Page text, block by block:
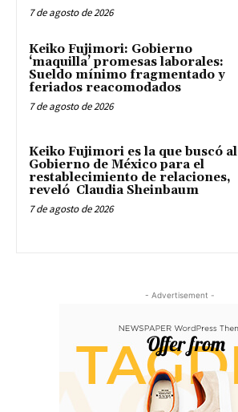
7 de agosto de 2026
Keiko Fujimori: Gobierno
‘maquilla’ promesas laborales:
Sueldo mínimo fragmentado y
feriados reacomodados
7 de agosto de 2026
Keiko Fujimori es la que buscó al
Gobierno de México para el
restablecimiento de relaciones,
reveló Claudia Sheinbaum
7 de agosto de 2026
- Advertisement -